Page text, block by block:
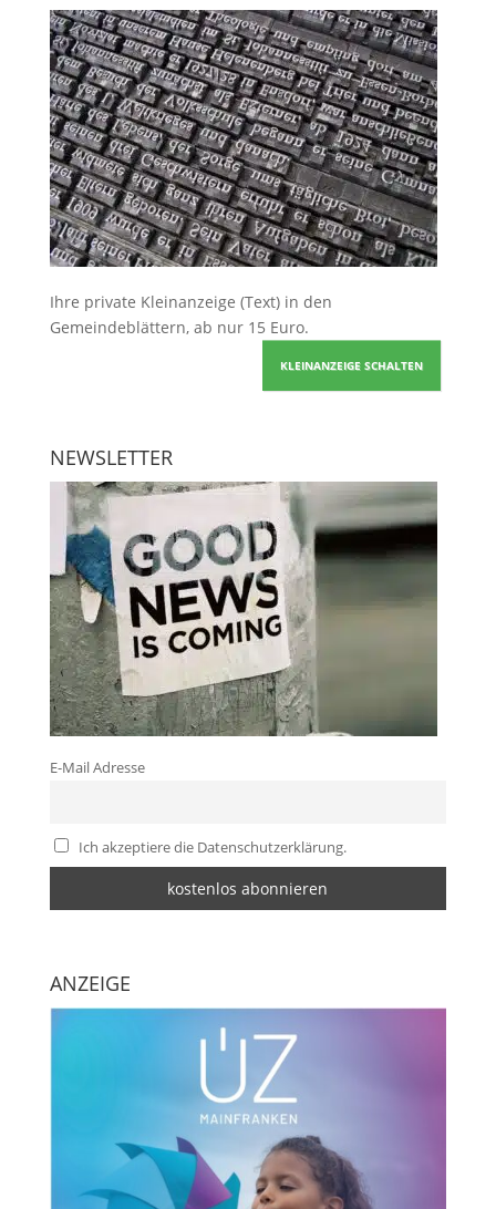
Ihre private Kleinanzeige (Text) in den
Gemeindeblättern, ab nur 15 Euro.
KLEINANZEIGE SCHALTEN
NEWSLETTER
E-Mail Adresse
Ich akzeptiere die Datenschutzerklärung.
ANZEIGE